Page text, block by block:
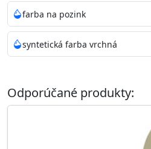
farba na pozink
syntetická farba vrchná
Odporúčané produkty: